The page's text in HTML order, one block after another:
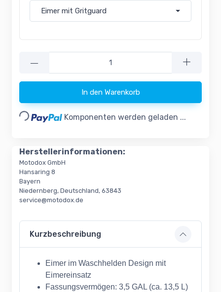
Eimer mit Gritguard
—
In den Warenkorb
Loading... Komponenten werden geladen ...
Herstellerinformationen:
Motodox GmbH
Hansaring 8
Bayern
Niedernberg, Deutschland, 63843
service@motodox.de
Kurzbeschreibung
Eimer im Waschhelden Design mit
Eimereinsatz
Fassungsvermögen: 3,5 GAL (ca. 13,5 L)